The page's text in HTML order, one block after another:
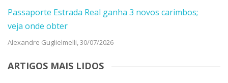
Passaporte Estrada Real ganha 3 novos carimbos;
veja onde obter
Alexandre Guglielmelli,30/07/2026
ARTIGOS MAIS LIDOS